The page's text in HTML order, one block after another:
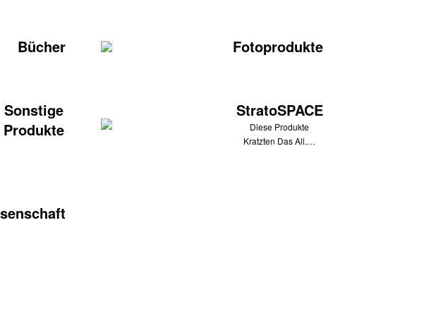
Bücher Fotoprodukte
Sonstige
Produkte
StratoSPACE
Diese Produkte
Kratzten Das All.…